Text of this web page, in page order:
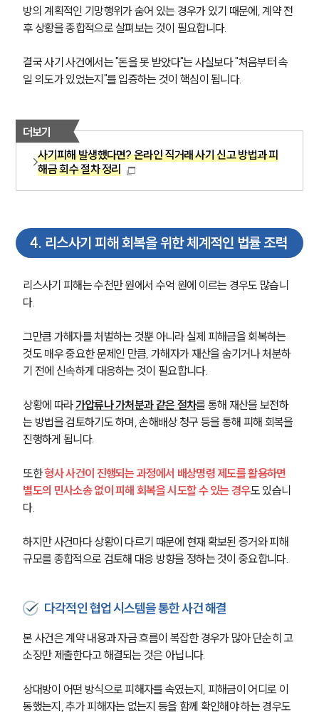
방의 계획적인 기망행위가 숨어 있는 경우가 있기 때문에, 계약 전
후 상황을 종합적으로 살펴보는 것이 필요합니다.
결국 사기 사건에서는 "돈을 못 받았다"는 사실보다 "처음부터 속
일 의도가 있었는지"를 입증하는 것이 핵심이 됩니다.
더보기
사기피해 발생했다면? 온라인 직거래 사기 신고 방법과 피
해금 회수 절차 정리
4. 리스사기 피해 회복을 위한 체계적인 법률 조력
리스사기 피해는 수천만 원에서 수억 원에 이르는 경우도 많습니
다.
그만큼 가해자를 처벌하는 것뿐 아니라 실제 피해금을 회복하는
것도 매우 중요한 문제인 만큼, 가해자가 재산을 숨기거나 처분하
기 전에 신속하게 대응하는 것이 필요합니다.
상황에 따라 가압류나 가처분과 같은 절차를 통해 재산을 보전하
는 방법을 검토하기도 하며, 손해배상 청구 등을 통해 피해 회복을
진행하게 됩니다.
또한 형사 사건이 진행되는 과정에서 배상명령 제도를 활용하면
별도의 민사소송 없이 피해 회복을 시도할 수 있는 경우도 있습니
다.
하지만 사건마다 상황이 다르기 때문에 현재 확보된 증거와 피해
규모를 종합적으로 검토해 대응 방향을 정하는 것이 중요합니다.
다각적인 협업 시스템을 통한 사건 해결
본 사건은 계약 내용과 자금 흐름이 복잡한 경우가 많아 단순히 고
소장만 제출한다고 해결되는 것은 아닙니다.
상대방이 어떤 방식으로 피해자를 속였는지, 피해금이 어디로 이
동했는지, 추가 피해자는 없는지 등을 함께 확인해야 하는 경우도